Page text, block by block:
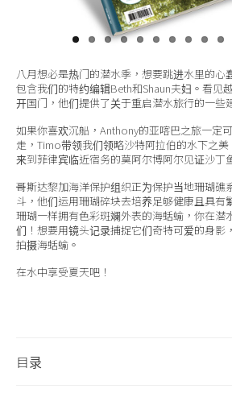
八月想必是热门的潜水季，想要跳进水里的心
包含我们的特约编辑Beth和Shaun夫妇。看见
开国门，他们提供了关于重启潜水旅行的一些
如果你喜欢沉船，Anthony的亚喀巴之旅一定
走，Timo带领我们领略沙特阿拉伯的水下之
来到菲律宾临近宿务的莫阿尔博阿尔见证沙丁
哥斯达黎加海洋保护组织正为保护当地珊瑚礁
斗，他们运用珊瑚碎块去培养足够健康且具有
珊瑚一样拥有色彩斑斓外表的海蛞蝓，你在潜
们！想要用镜头记录捕捉它们奇特可爱的身影
拍摄海蛞蝓。
在水中享受夏天吧！
目录